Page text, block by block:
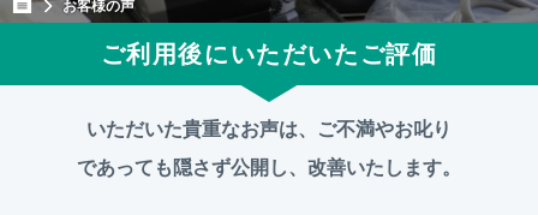
お客様の声
ご利用後にいただいたご評価
いただいた貴重なお声は、ご不満やお叱り
であっても 隠さず公開し、改善いたします。